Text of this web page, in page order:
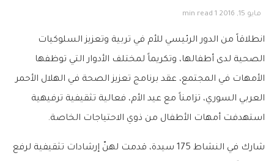
مايو 15, 2016 1 min read
انطلاقاً من الدور الرئيسي للأم في تربية وتعزيز السلوكيات
الصحية لدى أطفالها، وتكريماً لمختلف الأدوار التي توظفها
الأمهات في المجتمع، عقد برنامج تعزيز الصحة في الهلال الأحمر
العربي السوري، تزامناً مع عيد الأم، فعالية تثقيفية ترفيهية
استهدفت أمهات الأطفال من ذوي الاحتياجات الخاصة.
شارك في النشاط 175 سيدة، قدمت لهنّ إرشادات تثقيفية لرفع